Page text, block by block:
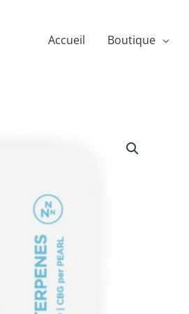
Accueil Boutique